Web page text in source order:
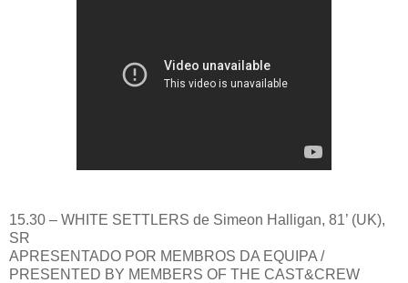
15.30 – WHITE SETTLERS de Simeon Halligan, 81’ (UK),
SR
APRESENTADO POR MEMBROS DA EQUIPA /
PRESENTED BY MEMBERS OF THE CAST&CREW